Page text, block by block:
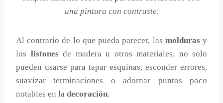
una pintura con contraste.
Al contrario de lo que pueda parecer, las moldurasy
los listonesde madera u otros materiales, no solo
pueden usarse para tapar esquinas, esconder errores,
suavizar terminaciones o adornar puntos poco
notables en la decoración.